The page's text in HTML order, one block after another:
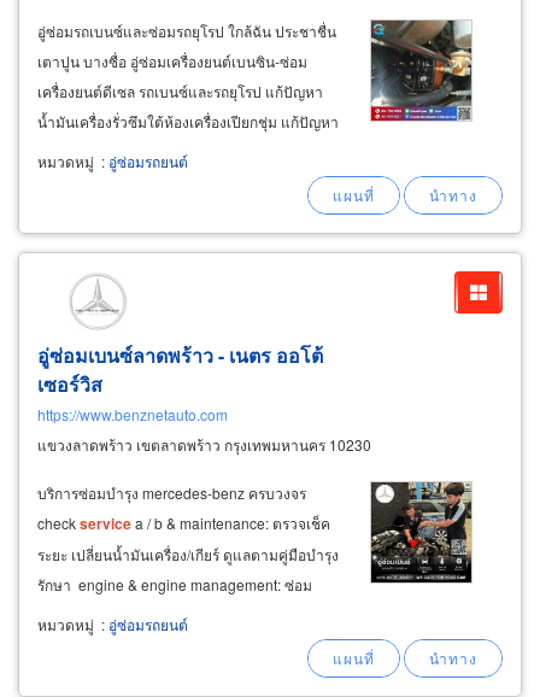
อู่ซ่อมรถเบนซ์และซ่อมรถยุโรป ใกล้ฉัน ประชาชื่น
เตาปูน บางซื่อ อู่ซ่อมเครื่องยนต์เบนซิน-ซ่อม
เครื่องยนต์ดีเซล รถเบนซ์และรถยุโรป แก้ปัญหา
น้ำมันเครื่องรั่วซึมใต้ห้องเครื่องเปียกชุ่ม แก้ปัญหา
ปะเก็นฝาครอบวาล์วรั่วซึม ซีลเพลาข้อเหวี่ยงรั่วซึม
หรือโอริงต่างๆ เสื่อมสภาพ รับซ่อมยกเครื่องเบนซ์
หมวดหมู่ : อู่ซ่อมรถยนต์
อู่ซ่อมเบนซ์ลาดพร้าว - เนตร ออโต้
เซอร์วิส
https://www.benznetauto.com
แขวงลาดพร้าว เขตลาดพร้าว กรุงเทพมหานคร 10230
บริการซ่อมบำรุง mercedes-benz ครบวงจร
checkservicea / b & maintenance: ตรวจเช็ค
ระยะ เปลี่ยนน้ำมันเครื่อง/เกียร์ ดูแลตามคู่มือบำรุง
รักษา engine & engine management: ซ่อม
เครื่องยนต์เบนซิน ดีเซล ngt แก้ปัญหาไฟโชว์ เร่ง
ไม่ขึ้น เครื่องสั่น transmission specialist: ซ่อม
หมวดหมู่ : อู่ซ่อมรถยนต์